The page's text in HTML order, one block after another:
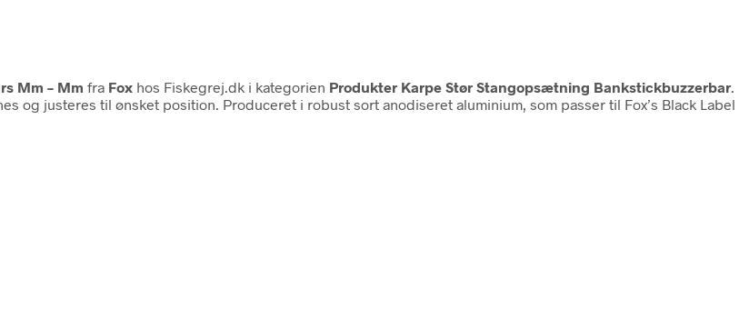
Mm – Mm fra Fox hos Fiskegrej.dk i kategorien Produkter Karpe Stør Stangopsætning Bankstickbuzzerbar
og justeres til ønsket position. Produceret i robust sort anodiseret aluminium, som passer til Fox’s Black Label